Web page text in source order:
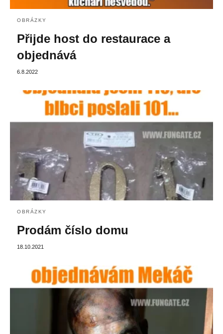
OBRÁZKY
Přijde host do restaurace a
objednává
6.8.2022
OBRÁZKY
Prodám číslo domu
18.10.2021